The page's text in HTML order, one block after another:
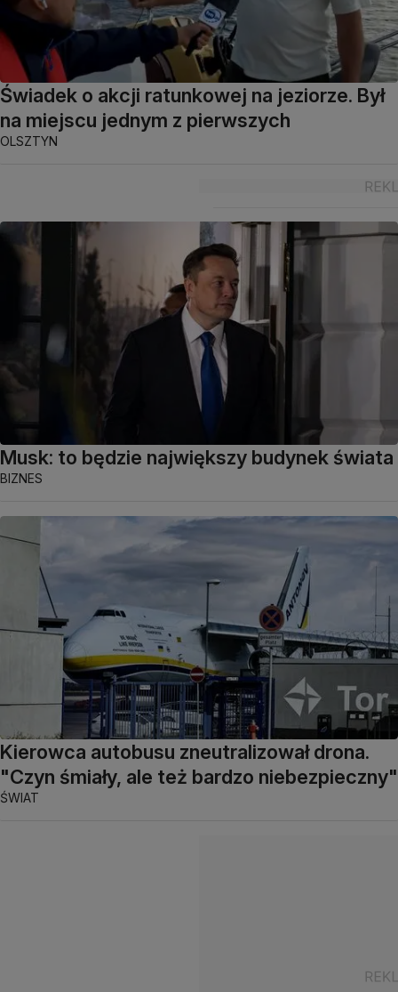
Świadek o akcji ratunkowej na jeziorze. Był
na miejscu jednym z pierwszych
OLSZTYN
Musk: to będzie największy budynek świata
BIZNES
Kierowca autobusu zneutralizował drona.
"Czyn śmiały, ale też bardzo niebezpieczny"
ŚWIAT